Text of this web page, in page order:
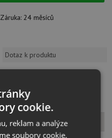
Záruka: 24 měsíců
Dotaz k produktu
cookie.
reklam a analýze
soubory cookie.